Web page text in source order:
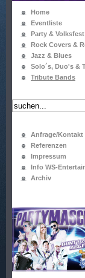
Home
Eventliste
Party &
Rock Covers &
Jazz & Blues
Solo´s, Duo's &
Tribute Bands
Anfrage/Kontakt
Referenzen
Impressum
Info WS-
Archiv